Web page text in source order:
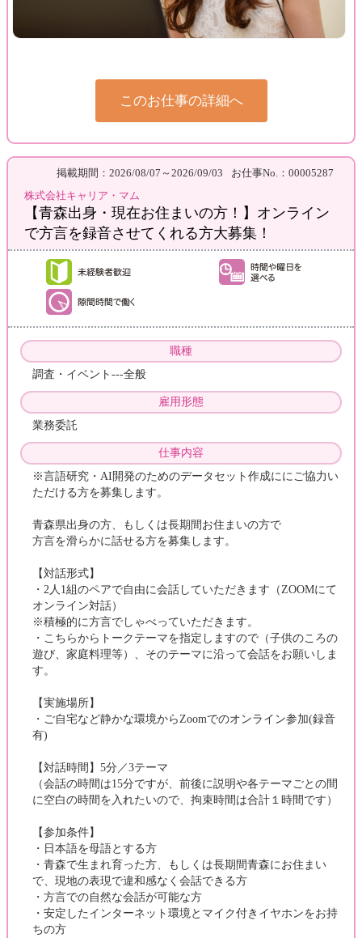
このお仕事の詳細へ
掲載期間：2026/08/07～2026/09/03
お仕事No.：00005287
株式会社キャリア・マム
【青森出身・現在お住まいの方！】オンライン
で方言を録音させてくれる方大募集！
職種
調査・イベント---全般
雇用形態
業務委託
仕事内容
※言語研究・AI開発のためのデータセット作成ににご協力い
ただける方を募集します。
青森県出身の方、もしくは長期間お住まいの方で
方言を滑らかに話せる方を募集します。
【対話形式】
・2人1組のペアで自由に会話していただきます（ZOOMにて
オンライン対話）
※積極的に方言でしゃべっていただきます。
・こちらからトークテーマを指定しますので（子供のころの
遊び、家庭料理等）、そのテーマに沿って会話をお願いしま
す。
【実施場所】
・ご自宅など静かな環境からZoomでのオンライン参加(録音
有)
【対話時間】5分／3テーマ
（会話の時間は15分ですが、前後に説明や各テーマごとの間
に空白の時間を入れたいので、拘束時間は合計１時間です）
【参加条件】
・日本語を母語とする方
・青森で生まれ育った方、もしくは長期間青森にお住まい
で、現地の表現で違和感なく会話できる方
・方言での自然な会話が可能な方
・安定したインターネット環境とマイク付きイヤホンをお持
ちの方